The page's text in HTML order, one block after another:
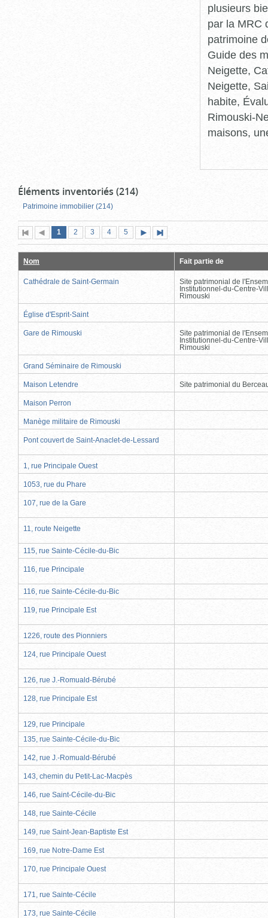
plusieurs
par la MRC
patrimoine
Guide des
Neigette,
Neigette,
habite,
Rimouski-
maisons,
Éléments inventoriés (214)
Patrimoine immobilier (214)
Première
page
Page
précédente
Page
1 (page
actuelle)
Page
2 Page
3 Page
4 Page
5
suivante
page
Nom Fait partie de
Cathédrale de Saint-Germain
Site patrimonial de
Institutionnel-du-Centre-
Rimouski
Église d'Esprit-Saint
Gare de Rimouski
Site patrimonial de
Institutionnel-du-Centre-
Rimouski
Grand Séminaire de Rimouski
Maison Letendre Site patrimonial du
Maison Perron
Manège militaire de Rimouski
Pont couvert de Saint-Anaclet-de-Lessard
1, rue Principale Ouest
1053, rue du Phare
107, rue de la Gare
11, route Neigette
115, rue Sainte-Cécile-du-Bic
116, rue Principale
116, rue Sainte-Cécile-du-Bic
119, rue Principale Est
1226, route des Pionniers
124, rue Principale Ouest
126, rue J.-Romuald-Bérubé
128, rue Principale Est
129, rue Principale
135, rue Sainte-Cécile-du-Bic
142, rue J.-Romuald-Bérubé
143, chemin du Petit-Lac-Macpès
146, rue Saint-Cécile-du-Bic
148, rue Sainte-Cécile
149, rue Saint-Jean-Baptiste Est
169, rue Notre-Dame Est
170, rue Principale Ouest
171, rue Sainte-Cécile
173, rue Sainte-Cécile